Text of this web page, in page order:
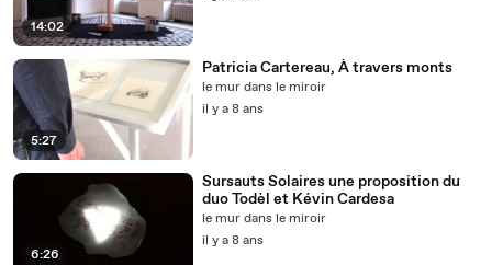
14:02
5:27
Patricia Cartereau, À travers monts
le mur dans le miroir
il y a 8 ans
6:26
Sursauts Solaires une proposition du
duo Todèl et Kévin Cardesa
le mur dans le miroir
il y a 8 ans